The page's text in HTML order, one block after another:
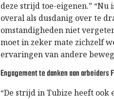
deze strijd toe-eigenen.”
overal als dusdanig over te
omstandigheden niet
moet in zeker mate zichzelf
ervaringen van andere
Engagement te danken aan arbeiders
“De strijd in Tubize heeft